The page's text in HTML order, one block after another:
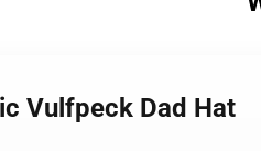
Vulfpeck Dad Hat